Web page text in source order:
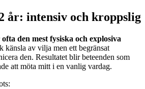
år: intensiv och kroppslig
den mest fysiska och explosiva
känsla av vilja men ett begränsat
den. Resultatet blir beteenden som
att möta mitt i en vanlig vardag.